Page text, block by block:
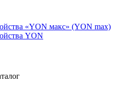
«YON макс» (YON max)
YON